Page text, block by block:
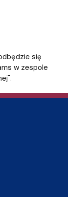
się
w zespole